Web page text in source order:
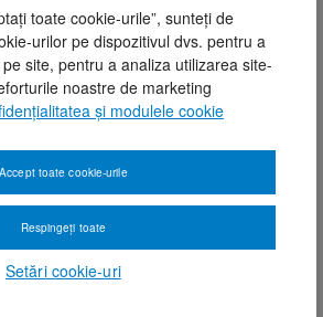
toate cookie-urile”, sunteți de
urilor pe dispozitivul dvs. pentru a
site, pentru a analiza utilizarea site-
noastre de marketing
și modulele cookie
Setări cookie-uri
Respingeți toate
Accept toate cookie-urile